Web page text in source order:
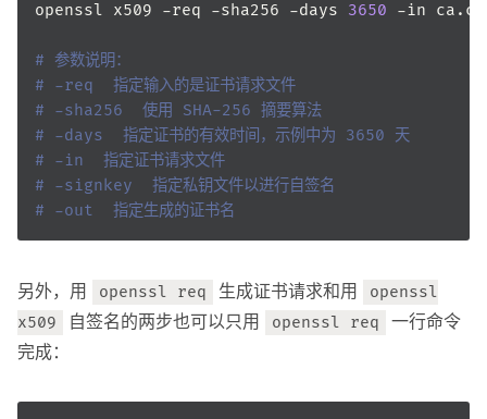
openssl x509 -req -sha256 -days 3650
# 参数说明：
# -req  指定输入的是证书请求文件
# -sha256  使用 SHA-256 摘要算法
# -days  指定证书的有效时间，示例中为 3650 天
# -in  指定证书请求文件
# -signkey  指定私钥文件以进行自签名
# -out  指定生成的证书名
另外，用 openssl req 生成证书请求和用
openssl
x509
自签名的两步也可以只用 openssl req
一行命令
完成：